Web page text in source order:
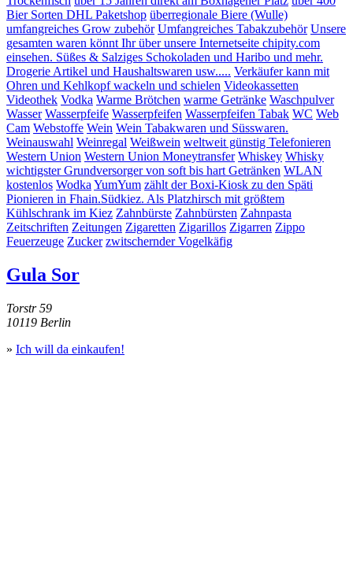
Bier Sorten DHL Paketshop überregionale Biere (Wulle)
umfangreiches Grow zubehör Umfangreiches Tabakzubehör Unsere
gesamten waren könnt Ihr über unsere Internetseite chipity.com
einsehen. Süßes & Salziges Schokoladen und Haribo und mehr.
Drogerie Artikel und Haushaltswaren usw..... Verkäufer kann mit
Ohren und Kehlkopf wackeln und schielen Videokassetten
Videothek Vodka Warme Brötchen warme Getränke Waschpulver
Wasser Wasserpfeife Wasserpfeifen Wasserpfeifen Tabak WC Web
Cam Webstoffe Wein Wein Tabakwaren und Süsswaren.
Weinauswahl Weinregal Weißwein weltweit günstig Telefonieren
Western Union Western Union Moneytransfer Whiskey Whisky
wichtigster Grundversorger von soft bis hart Getränken WLAN
kostenlos Wodka YumYum zählt der Boxi-Kiosk zu den Späti
Pionieren in Fhain.Südkiez. Als Platzhirsch mit größtem
Kühlschrank im Kiez Zahnbürste Zahnbürsten Zahnpasta
Zeitschriften Zeitungen Zigaretten Zigarillos Zigarren Zippo
Feuerzeuge Zucker zwitschernder Vogelkäfig
Gula Sor
Torstr 59
10119 Berlin
» Ich will da einkaufen!